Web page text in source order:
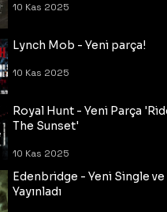
10 Kas 2025
Lynch Mob - Yeni parça!
10 Kas 2025
Royal Hunt - Yeni Parça
The Sunset'
10 Kas 2025
Edenbridge - Yeni Single
Yayınladı